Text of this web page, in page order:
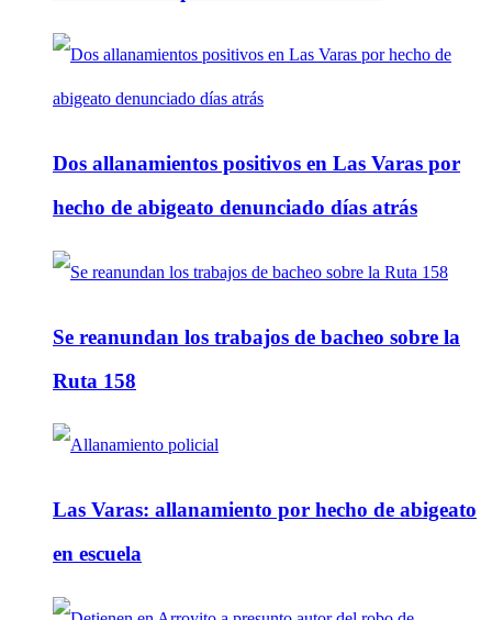
Dos allanamientos positivos en Las Varas por
hecho de abigeato denunciado días atrás
Se reanundan los trabajos de bacheo sobre la
Ruta 158
Las Varas: allanamiento por hecho de abigeato
en escuela